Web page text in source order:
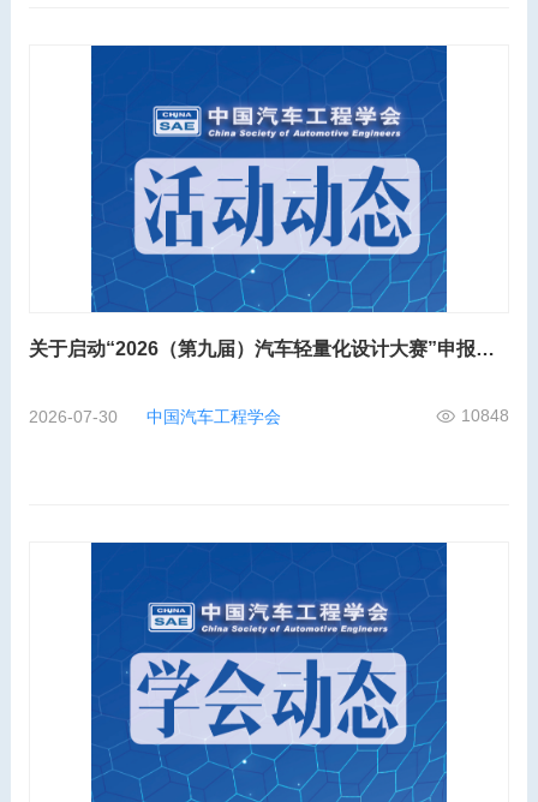
关于启动“2026（第九届）汽车轻量化设计大赛”申报工作的通知
2026-07-30 中国汽车工程学会 10848